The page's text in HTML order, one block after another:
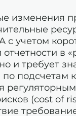
изменения
с учетом
отчетности в
и требует
подсчетам
(cost of